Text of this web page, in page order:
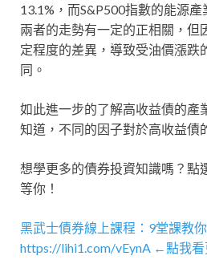
13.1%，而S&P500指數的能源
兩者的走勢有一定的正相關，但
定程度的差異，導致受油價漲跌
同。
如此進一步的了解高收益債的產
知道，不同的因子對於高收益債
想學更多的債券投資知識嗎？點
等你！
黑武士債券線上課程：9堂課教
https://lihi1.com/vEynA ←點我看